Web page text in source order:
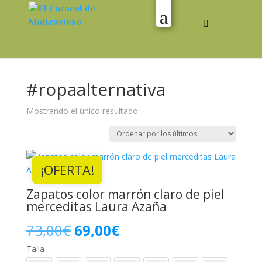
#ropaalternativa
Mostrando el único resultado
¡OFERTA!
Zapatos color marrón claro de piel
merceditas Laura Azaña
73,00€ El
precio
69,00€El
precio
Talla